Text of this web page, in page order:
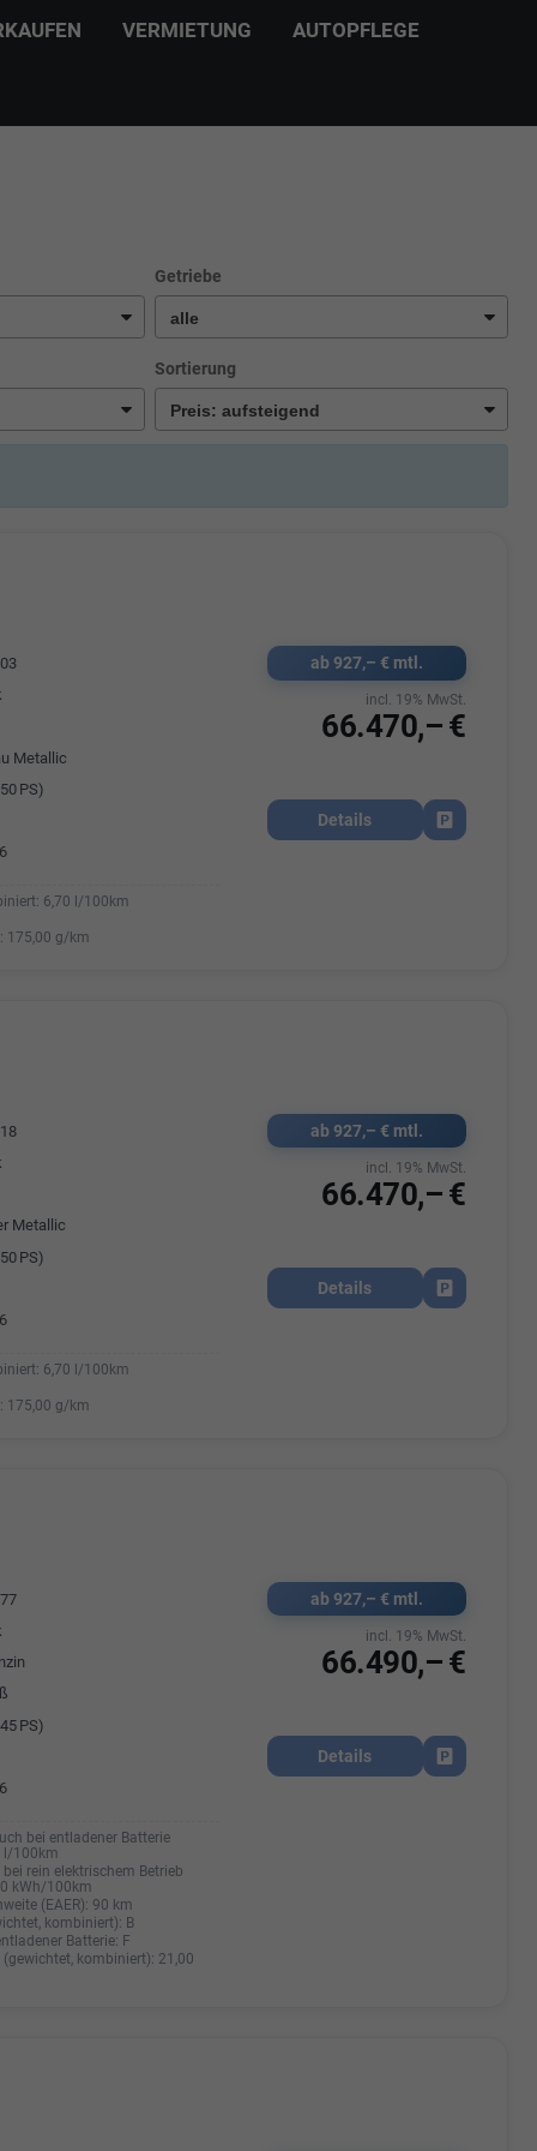
VERMIETUNG AUTOPFLEGE
Getriebe
Sortierung
Metallic
PS)
6,70 l/100km
175,00 g/km
ab 927,– € mtl.
66.470,– €
incl. 19% MwSt.
Details
Fahrzeug
Metallic
PS)
6,70 l/100km
175,00 g/km
ab 927,– € mtl.
66.470,– €
incl. 19% MwSt.
Details
Fahrzeug
PS)
bei entladener Batterie
l/100km
rein elektrischem Betrieb
kWh/100km
(EAER): 90 km
kombiniert): B
Batterie: F
(gewichtet, kombiniert): 21,00
ab 927,– € mtl.
66.490,– €
incl. 19% MwSt.
Details
Fahrzeug
Auszubildende im 3.Lehrjahr -
Automobilkauffrau
Telefonnummer: 07181 - 47695 15
info@autohausrems.de